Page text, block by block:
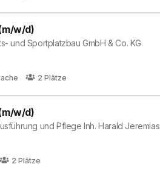
w/d)
und Sportplatzbau GmbH & Co. KG
2 Plätze
w/d)
und Pflege Inh. Harald Jeremias
2 Plätze